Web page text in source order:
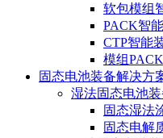
软包模组
PACK智
CTP智能
模组
固态电池装备解决方
湿法固态电池装
固态湿法
固态电解